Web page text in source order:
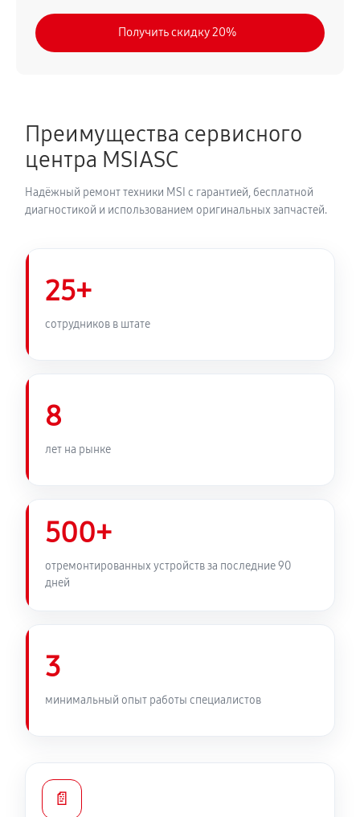
Получить скидку 20%
Преимущества сервисного
центра MSIASC
Надёжный ремонт техники MSI с гарантией, бесплатной
диагностикой и использованием оригинальных запчастей.
25+
сотрудников в штате
8
лет на рынке
500+
отремонтированных устройств за последние 90
дней
3
минимальный опыт работы специалистов
📄